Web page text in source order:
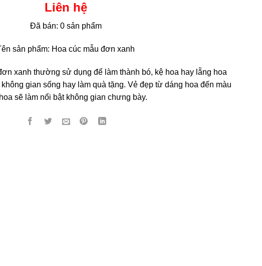
Liên hệ
Đã bán: 0 sản phẩm
sản phẩm: Hoa cúc mẫu đơn xanh
xanh thường sử dụng để làm thành bó, kệ hoa hay lẵng hoa
gian sống hay làm quà tặng. Vẻ đẹp từ dáng hoa đến màu
sẽ làm nổi bật không gian chưng bày.